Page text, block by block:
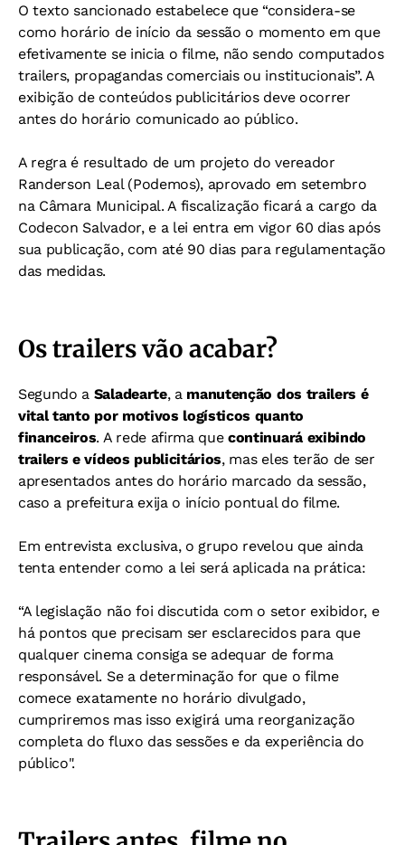
O texto sancionado estabelece que “considera-se
como horário de início da sessão o momento em que
efetivamente se inicia o filme, não sendo computados
trailers, propagandas comerciais ou institucionais”. A
exibição de conteúdos publicitários deve ocorrer
antes do horário comunicado ao público.
A regra é resultado de um projeto do vereador
Randerson Leal (Podemos), aprovado em setembro
na Câmara Municipal. A fiscalização ficará a cargo da
Codecon Salvador, e a lei entra em vigor 60 dias após
sua publicação, com até 90 dias para regulamentação
das medidas.
Os trailers vão acabar?
Segundo a Saladearte, a manutenção dos trailers é
vital tanto por motivos logísticos quanto
financeiros. A rede afirma quecontinuará exibindo
trailers e vídeos publicitários, mas eles terão de ser
apresentados antes do horário marcado da sessão,
caso a prefeitura exija o início pontual do filme.
Em entrevista exclusiva, o grupo revelou que ainda
tenta entender como a lei será aplicada na prática:
“A legislação não foi discutida com o setor exibidor, e
há pontos que precisam ser esclarecidos para que
qualquer cinema consiga se adequar de forma
responsável. Se a determinação for que o filme
comece exatamente no horário divulgado,
cumpriremos mas isso exigirá uma reorganização
completa do fluxo das sessões e da experiência do
público".